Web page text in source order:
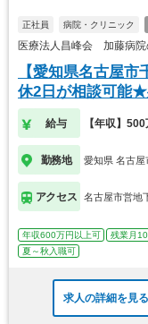
正社員 病院・クリニック
医療法人昌峰会 加藤病院
【愛知県名古屋
休2日が相談可能
給与 【年収】
勤務地 愛知県 名古屋
アクセス 名古屋市営地
年収600万円以上可 残業月
夏～秋入職可
求人の詳細を見る